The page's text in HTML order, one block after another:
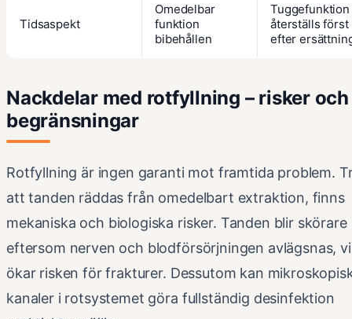
Tidsaspekt
Omedelbar
funktion
bibehållen
Tuggefunktion
återställs först
efter
Nackdelar med rotfyllning – risker och
begränsningar
Rotfyllning är ingen garanti mot framtida problem.
att tanden räddas från omedelbart extraktion, finns
mekaniska och biologiska risker. Tanden blir skörare
eftersom nerven och blodförsörjningen avlägsnas,
ökar risken för frakturer. Dessutom kan
kanaler i rotsystemet göra fullständig desinfektion